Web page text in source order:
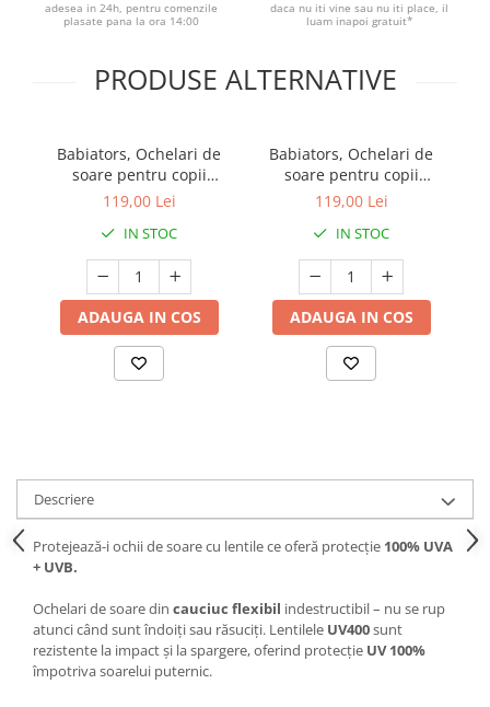
adesea in 24h, pentru comenzile
plasate pana la ora 14:00
daca nu iti vine sau nu iti place, il
luam inapoi gratuit*
PRODUSE ALTERNATIVE
Babiators, Ochelari de
soare pentru copii
ultraflexibili, Classic
Lentile fumurii
119,00 Lei
IN STOC
ADAUGA IN COS
Babiators, Ochelari de
soare pentru copii
ultraflexibili, Classic
Lentile ambra
119,00 Lei
IN STOC
ADAUGA IN COS
Descriere
Protejează-i ochii de soare cu lentile ce oferă protecție 100% UVA
+ UVB.
Ochelari de soare din cauciuc flexibil indestructibil – nu se rup
atunci când sunt îndoiți sau răsuciți. Lentilele UV400sunt
rezistente la impact și la spargere, oferind protecție UV 100%
împotriva soarelui puternic.